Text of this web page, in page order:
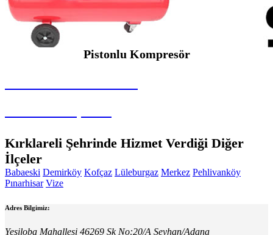
Pistonlu Kompresör
Kırklareli Şehrinde Hizmet Verdiği Diğer
İlçeler
Babaeski Demirköy Kofçaz Lüleburgaz Merkez Pehlivanköy
Pınarhisar Vize
Adres Bilgimiz:
Yeşiloba Mahallesi 46269 Sk No:20/A Seyhan/Adana